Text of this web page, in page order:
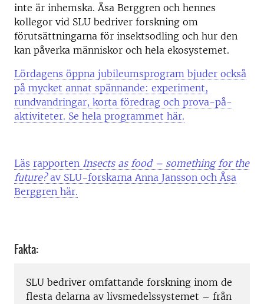
inte är inhemska. Åsa Berggren och hennes
kollegor vid SLU bedriver forskning om
förutsättningarna för insektsodling och hur den
kan påverka människor och hela ekosystemet.
Lördagens öppna jubileumsprogram bjuder också
på mycket annat spännande: experiment,
rundvandringar, korta föredrag och prova-på-
aktiviteter. Se hela programmet här.
Läs rapporten Insects as food – something for the
future?av SLU-forskarna Anna Jansson och Åsa
Berggren här.
Fakta:
SLU bedriver omfattande forskning inom de
flesta delarna av livsmedelssystemet – från